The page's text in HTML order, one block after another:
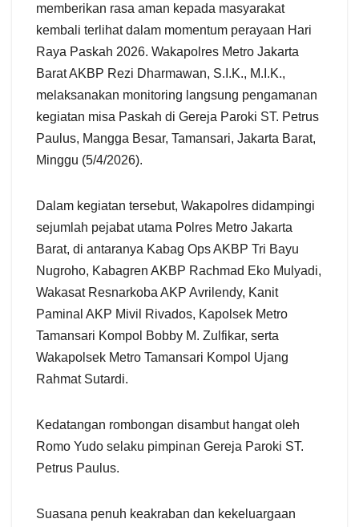
memberikan rasa aman kepada masyarakat
kembali terlihat dalam momentum perayaan Hari
Raya Paskah 2026. Wakapolres Metro Jakarta
Barat AKBP Rezi Dharmawan, S.I.K., M.I.K.,
melaksanakan monitoring langsung pengamanan
kegiatan misa Paskah di Gereja Paroki ST. Petrus
Paulus, Mangga Besar, Tamansari, Jakarta Barat,
Minggu (5/4/2026).
Dalam kegiatan tersebut, Wakapolres didampingi
sejumlah pejabat utama Polres Metro Jakarta
Barat, di antaranya Kabag Ops AKBP Tri Bayu
Nugroho, Kabagren AKBP Rachmad Eko Mulyadi,
Wakasat Resnarkoba AKP Avrilendy, Kanit
Paminal AKP Mivil Rivados, Kapolsek Metro
Tamansari Kompol Bobby M. Zulfikar, serta
Wakapolsek Metro Tamansari Kompol Ujang
Rahmat Sutardi.
Kedatangan rombongan disambut hangat oleh
Romo Yudo selaku pimpinan Gereja Paroki ST.
Petrus Paulus.
Suasana penuh keakraban dan kekeluargaan